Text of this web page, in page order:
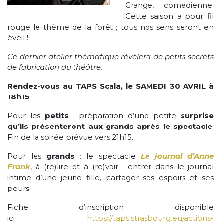
Grange, comédienne.
Cette saison a pour fil
rouge le thème de la forêt ; tous nos sens seront en
éveil !
Ce dernier atelier thématique révèlera de petits secrets
de fabrication du théâtre.
Rendez-vous au TAPS Scala, le SAMEDI 30 AVRIL à
18h15
Pour les petits : préparation d’une petite surprise
qu’ils présenteront aux grands après le spectacle.
Fin de la soirée prévue vers 21h15.
Pour les grands : le spectacle Le journal d’Anne
Frank, à (re)lire et à (re)voir : entrer dans le journal
intime d’une jeune fille, partager ses espoirs et ses
peurs.
Fiche d’inscription disponible
ici https://taps.strasbourg.eu/actions-